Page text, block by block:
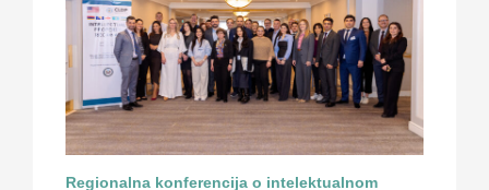
Regionalna konferencija o intelektualnom